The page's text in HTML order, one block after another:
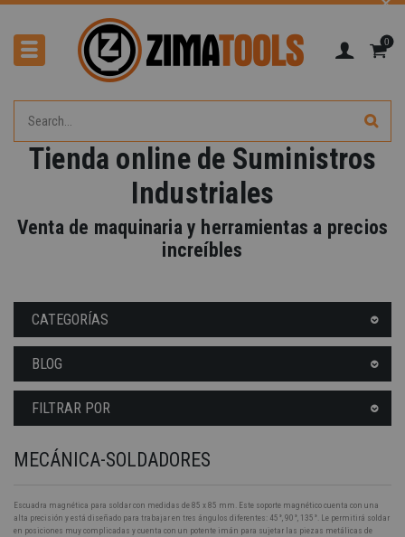
0
Tienda online de Suministros
Industriales
Venta de maquinaria y herramientas a precios
increíbles
CATEGORÍAS
BLOG
FILTRAR POR
MECÁNICA-SOLDADORES
Escuadra magnética para soldar con medidas de 85 x 85 mm. Este soporte magnético cuenta con una
alta precisión y está diseñado para trabajar en tres ángulos diferentes: 45°, 90°, 135°. Le permitirá soldar
en posiciones muy complicadas y cuenta con un potente imán para sujetar las piezas metálicas de